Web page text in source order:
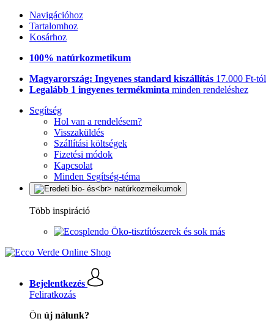
Navigációhoz
Tartalomhoz
Kosárhoz
100% natúrkozmetikum
Magyarország: Ingyenes standard kiszállítás 17.000 Ft-tól
Legalább 1 ingyenes termékminta minden rendeléshez
Segítség
Hol van a rendelésem?
Visszaküldés
Szállítási költségek
Fizetési módok
Kapcsolat
Minden Segítség-téma
Több inspiráció
Öko-tisztítószerek és sok más
Bejelentkezés
Feliratkozás
Ön új nálunk?